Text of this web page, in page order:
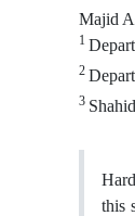
Majid
1
2
3
this